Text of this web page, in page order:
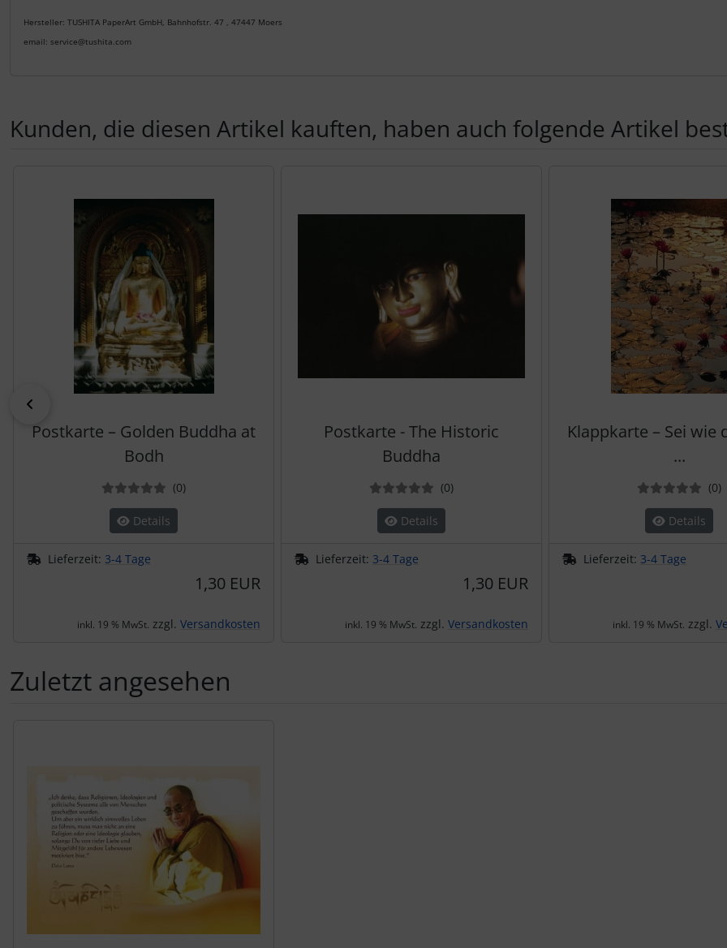
Hersteller: TUSHITA PaperArt GmbH, Bahnhofstr. 47 , 47447 Moers
email: service@tushita.com
Kunden, die diesen Artikel kauften, haben auch folgende Artikel
Postkarte – Golden Buddha at
Bodh
(0Bewertungen
)
Details
Lieferzeit: 3-4 Tage
1,30 EUR
inkl. 19 % MwSt. zzgl. Versandkosten
Postkarte - The Historic
Buddha
(0Bewertungen
)
Details
Lieferzeit: 3-4 Tage
1,30 EUR
inkl. 19 % MwSt. zzgl. Versandkosten
Klappkarte – Sei wie
...
(0)
Details
Lieferzeit: 3-4 Tage
inkl. 19 % MwSt. zzgl.
Zuletzt angesehen